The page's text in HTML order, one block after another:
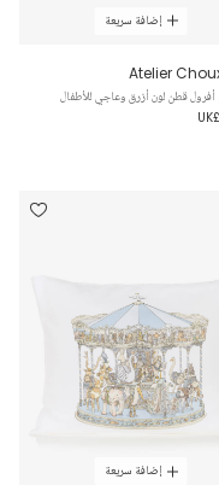
إضافة سريعة
Atelier
قطن لون أزرق وعاجي للأطفال
إضافة سريعة